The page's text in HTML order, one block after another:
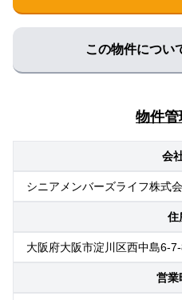
この物件につい
物件
会
シニアメンバーズライフ株式
住
大阪府大阪市淀川区西中島6-
営業